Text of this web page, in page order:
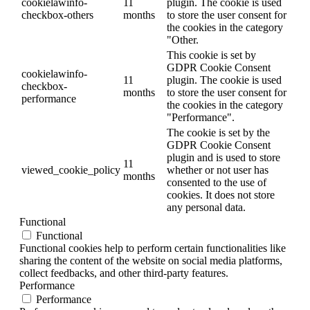
checkbox-others
months
to store the user consent for
the cookies in the category
"Other.
cookielawinfo-
checkbox-
performance
11
months
This cookie is set by
GDPR Cookie Consent
plugin. The cookie is used
to store the user consent for
the cookies in the category
"Performance".
viewed_cookie_policy
11
months
The cookie is set by the
GDPR Cookie Consent
plugin and is used to store
whether or not user has
consented to the use of
cookies. It does not store
any personal data.
Functional
Functional
Functional cookies help to perform certain functionalities like
sharing the content of the website on social media platforms,
collect feedbacks, and other third-party features.
Performance
Performance